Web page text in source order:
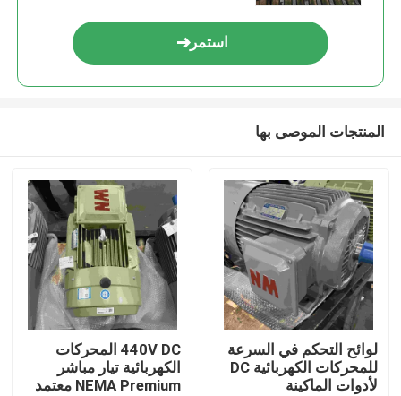
استمر
المنتجات الموصى بها
لوائح التحكم في السرعة
للمحركات الكهربائية DC
لأدوات الماكينة
440V DC المحركات
الكهربائية تيار مباشر
NEMA Premium معتمد